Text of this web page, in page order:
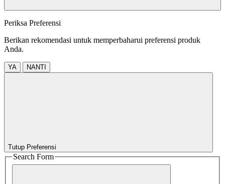
Periksa Preferensi
Berikan rekomendasi untuk memperbaharui preferensi produk
Anda.
YA NANTI
Tutup Preferensi
Search Form